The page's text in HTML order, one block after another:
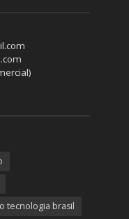
tecnologia brasil